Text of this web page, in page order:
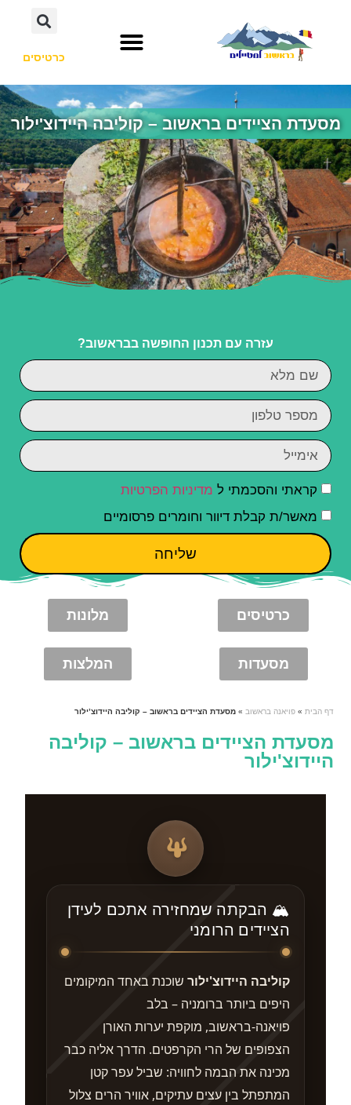
כרטיסים
מסעדת הציידים בראשוב – קוליבה היידוצ'ילור
עזרה עם תכנון החופשה בבראשוב?
קראתי והסכמתי ל מדיניות הפרטיות
מאשר/ת קבלת דיוור וחומרים פרסומיים
שליחה
כרטיסים מלונות
מסעדות המלצות
דף הבית »פויאנה בראשוב »מסעדת הציידים בראשוב – קוליבה היידוצ’ילור
מסעדת הציידים בראשוב – קוליבה
היידוצ'ילור
🏔️ הבקתה שמחזירה אתכם לעידן
הציידים הרומני
קוליבה היידוצ'ילור שוכנת באחד המיקומים
היפים ביותר ברומניה – בלב
פויאנה-בראשוב, מוקפת יערות האורן
הצפופים של הרי הקרפטים. הדרך אליה כבר
מכינה את הבמה לחוויה: שביל עפר קטן
המתפתל בין עצים עתיקים, אוויר הרים צלול